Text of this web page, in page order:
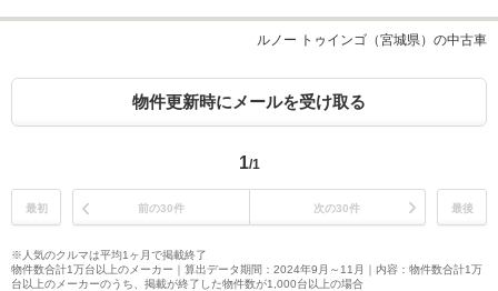
ルノー トゥインゴ（宮城県）の中古車
物件更新時にメールを受け取る
1/1
最初 前の30件 次の30件 最後
※人気のクルマは平均1ヶ月で掲載終了
物件数合計1万台以上のメーカー｜算出データ期間：2024年9月～11月｜内容：物件数合計1万
台以上のメーカーのうち、掲載が終了した物件数が1,000台以上の場合